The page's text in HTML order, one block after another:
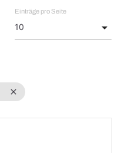
Einträge pro Seite
close